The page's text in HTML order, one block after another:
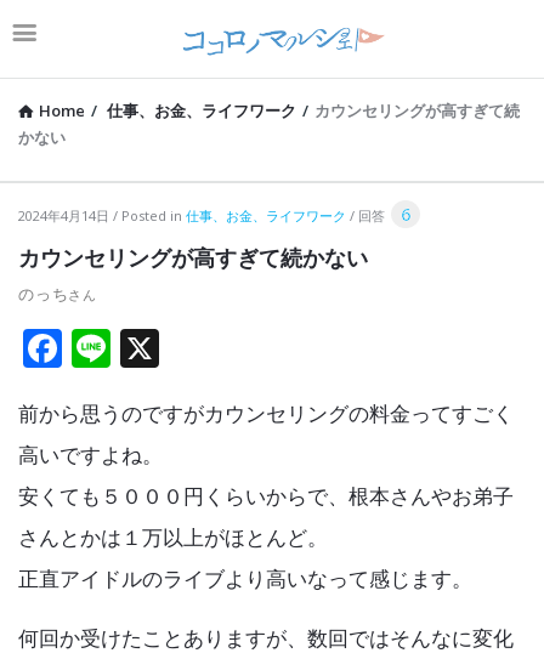
Home / 仕事、お金、ライフワーク / カウンセリングが高すぎて続
かない
コ
コ
ロ
ノ
マ
ル
シ
ェ
Latest
Articles
2024年4月14日 Posted in 仕事、お金、ライフワーク 回答 6
カウンセリングが高すぎて続かない
のっち
F
ce
b
o
o
k
Li
e
前から思うのですがカウンセリングの料金ってすごく
高いですよね。
安くても５０００円くらいからで、根本さんやお弟子
さんとかは１万以上がほとんど。
正直アイドルのライブより高いなって感じます。
何回か受けたことありますが、数回ではそんなに変化